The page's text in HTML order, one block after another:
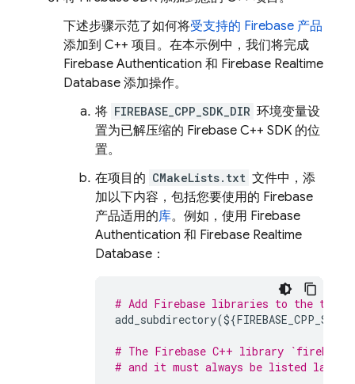
下述步骤示范了如何将受支持的 Firebase 产品
添加到 C++ 项目。在本示例中，我们将完成
Firebase Authentication 和 Firebase Realtime
Database 添加操作。
将 FIREBASE_CPP_SDK_DIR 环境变量设
置为已解压缩的 Firebase C++ SDK 的位
置。
在项目的 CMakeLists.txt 文件中，添
加以下内容，包括您要使用的 Firebase
产品适用的库。例如，使用 Firebase
Authentication 和 Firebase Realtime
Database ：
# Add Firebase libraries to the
add_subdirectory(${
# The Firebase C++ library
# and it must always be listed last.